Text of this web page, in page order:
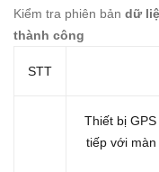
Kiểm tra phiên bản dữ
thành công
STT
Thiết bị
tiếp với